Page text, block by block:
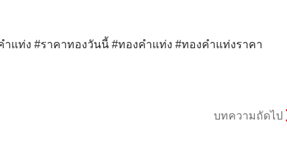
ำแท่ง #ราคาทองวันนี้ #ทองคำแท่ง #ทองคำแท่งราคา
บทความถัดไป